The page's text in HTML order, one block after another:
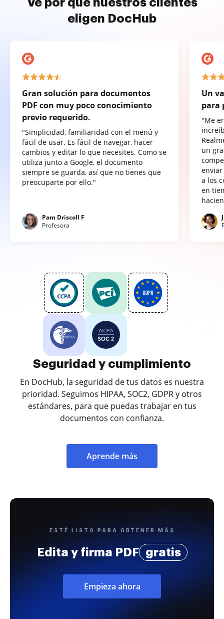
eligen DocHub
Gran solución para documentos
PDF con muy poco conocimiento
previo requerido.
"Simplicidad, familiaridad con el menú y
fácil de usar. Es fácil de navegar, hacer
cambios y editar lo que necesites. Como se
utiliza junto a Google, el documento
siempre se guarda, así que no tienes que
preocuparte por ello."
Pam Driscoll F
Profesora
Un
para
"Me
un
a los
en
Seguridad y cumplimiento
En DocHub, la seguridad de tus datos es nuestra
prioridad. Seguimos HIPAA, SOC2, GDPR y otros
estándares, para que puedas trabajar en tus
documentos con confianza.
Aprende más
ESTÉ LISTO PARA OBTENER MÁS
Edita y firma PDF gratis
Empieza ahora